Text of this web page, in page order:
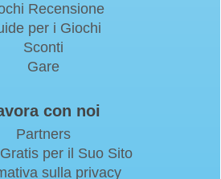
Recensione
per i Giochi
Sconti
Gare
con noi
Partners
per il Suo Sito
sulla privacy